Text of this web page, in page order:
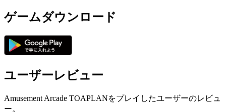
ゲームダウンロード
ユーザーレビュー
Amusement Arcade TOAPLANをプレイしたユーザーのレビュ
ー。